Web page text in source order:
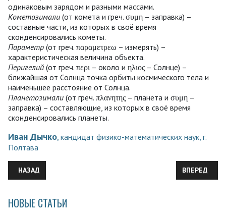
одинаковым зарядом и разными массами.
Кометозимали (от комета и греч. συμη – заправка) –
составные части, из которых в своё время
сконденсировались кометы.
Параметр (от греч. παραμετρεω – измерять) –
характеристическая величина объекта.
Перигелий (от греч. περι – около и ηλιος – Солнце) –
ближайшая от Солнца точка орбиты космического тела и
наименьшее расстояние от Солнца.
Планетозимали (от греч. πλανητης – планета и συμη –
заправка) – составляющие, из которых в своё время
сконденсировались планеты.
Иван Дычко , кандидат физико-математических наук, г.
Полтава
ПРЕДЫДУЩИЙ: ЗАГАДКА КОСВЕННОГО ИЗМЕРЕНИЯ И ЕГО
НАЗАД ВПЕРЕД
НОВЫЕ СТАТЬИ